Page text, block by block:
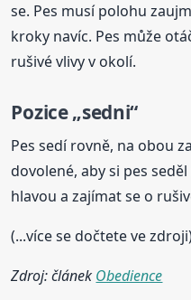
se. Pes musí polohu
kroky navíc. Pes může
rušivé vlivy v okolí.
Pozice „sedni“
Pes sedí rovně, na obou
dovolené, aby si pes
hlavou a zajímat se o
(...více se dočtete ve
Zdroj: článek Obedience